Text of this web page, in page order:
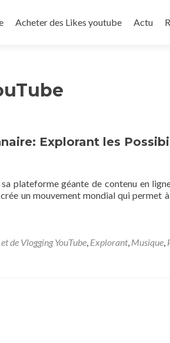
Acheter des Likes youtube Actu
Explorant les
plateforme géante de contenu en
un mouvement mondial qui permet
de Vlogging YouTube, Explorant, Musique,